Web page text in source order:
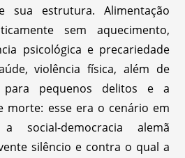
sua estrutura. Alimentação
sem aquecimento,
psicológica e precariedade
violência física, além de
para pequenos delitos e a
morte: esse era o cenário em
social-democracia alemã
silêncio e contra o qual a